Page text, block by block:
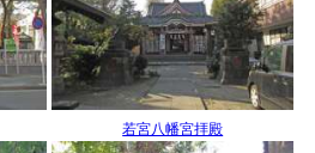
若宮八幡宮拝殿